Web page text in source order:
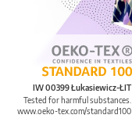
IW 00399 Łukasiewicz-ŁIT
Tested for harmful substances.
www.oeko-tex.com/standard100